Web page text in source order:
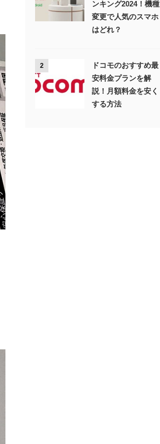
ンキング2024！機種
変更で人気のスマホ
はどれ？
2
ドコモのおすすめ最
安料金プランを解
説！月額料金を安く
する方法